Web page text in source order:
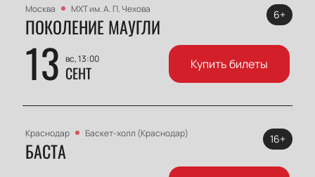
Москва МХТ им. А. П. Чехова
ПОКОЛЕНИЕ МАУГЛИ
13 вс, 13:00
СЕНТ
6+
Купить билеты
Краснодар Баскет-холл (Краснодар)
БАСТА
16+